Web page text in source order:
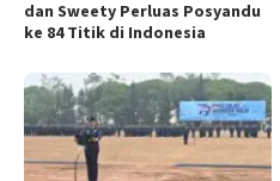
dan Sweety Perluas Posyandu
ke 84 Titik di Indonesia